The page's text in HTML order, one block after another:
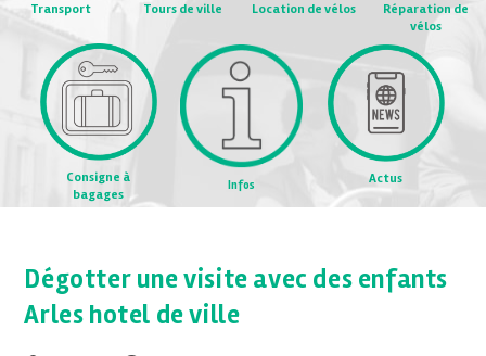
Transport Tours de ville Location de vélos
Réparation de
vélos
Consigne à
bagages
Infos Actus
Dégotter une visite avec des enfants
Arles hotel de ville